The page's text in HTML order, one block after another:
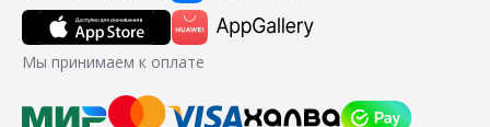
Мы принимаем к оплате